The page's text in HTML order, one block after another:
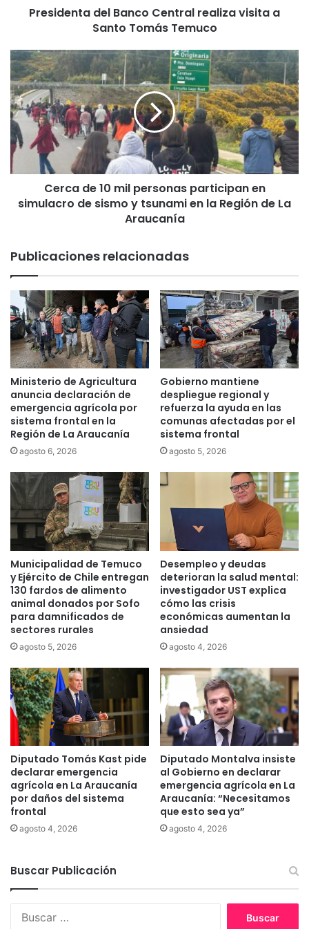
B
a
n
c
o
C
e
n
e
a
z
a
v
i
t
a
a
S
n
t
o
T
m
á
s
T
e
m
u
c
Presidenta del Banco Central realiza visita a
Santo Tomás Temuco
C
e
r
c
a
d
e
1
0
r
s
o
n
a
s
p
a
r
t
i
c
i
p
n
e
n
s
i
m
u
l
a
c
r
d
e
s
i
s
m
y
t
s
u
n
a
e
Cerca de 10 mil personas participan en
simulacro de sismo y tsunami en la Región de La
Araucanía
Publicaciones relacionadas
Ministerio de Agricultura
anuncia declaración de
emergencia agrícola por
sistema frontal en la
Región de La Araucanía
agosto 6, 2026
Gobierno mantiene
despliegue regional y
refuerza la ayuda en las
comunas afectadas por el
sistema frontal
agosto 5, 2026
Municipalidad de Temuco
y Ejército de Chile entregan
130 fardos de alimento
animal donados por Sofo
para damnificados de
sectores rurales
agosto 5, 2026
Desempleo y deudas
deterioran la salud mental:
investigador UST explica
cómo las crisis
económicas aumentan la
ansiedad
agosto 4, 2026
Diputado Tomás Kast pide
declarar emergencia
agrícola en La Araucanía
por daños del sistema
frontal
agosto 4, 2026
Diputado Montalva insiste
al Gobierno en declarar
emergencia agrícola en La
Araucanía: “Necesitamos
que esto sea ya”
agosto 4, 2026
Buscar Publicación